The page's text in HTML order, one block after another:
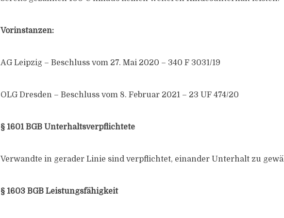
Vorinstanzen:
AG Leipzig – Beschluss vom 27. Mai 2020 – 340 F 3031/19
OLG Dresden – Beschluss vom 8. Februar 2021 – 23 UF 474/20
§ 1601 BGB Unterhaltsverpflichtete
Verwandte in gerader Linie sind verpflichtet, einander Unterhalt zu
§ 1603 BGB Leistungsfähigkeit